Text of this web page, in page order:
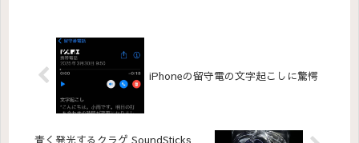
iPhoneの留守電の文字起こしに驚愕
青く発光するクラゲ SoundSticks